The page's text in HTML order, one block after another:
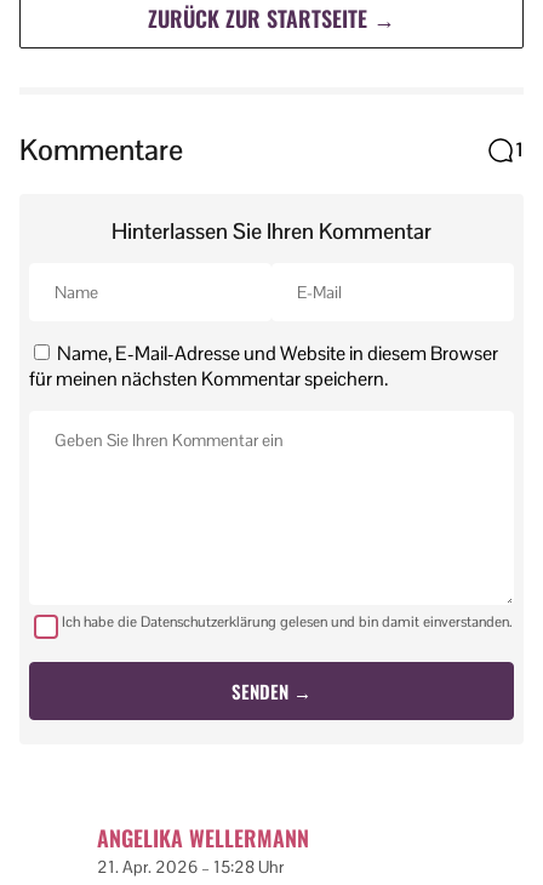
ZURÜCK ZUR STARTSEITE →
Kommentare 1
Hinterlassen Sie Ihren Kommentar
Name, E-Mail-Adresse und Website in diesem Browser
für meinen nächsten Kommentar speichern.
Ich habe die Datenschutzerklärung gelesen und bin damit einverstanden.
ANGELIKA WELLERMANN
21. Apr. 2026 – 15:28 Uhr